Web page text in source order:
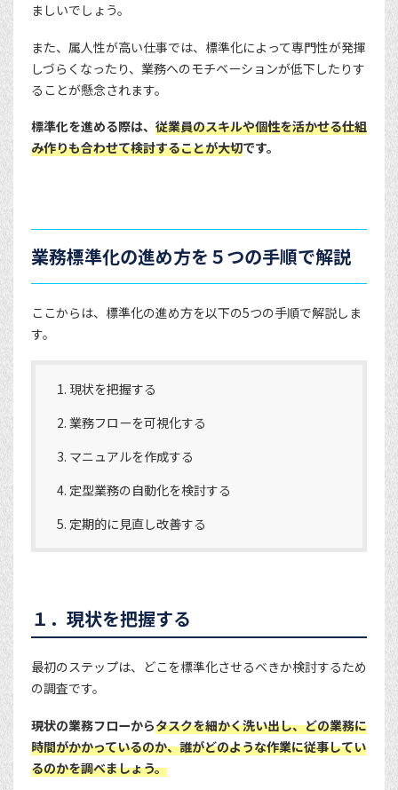
ましいでしょう。
また、属人性が高い仕事では、標準化によって専門性が発揮
しづらくなったり、業務へのモチベーションが低下したりす
ることが懸念されます。
標準化を進める際は、 従業員のスキルや個性を活かせる仕組
み作りも合わせて検討することが大切です。
業務標準化の進め方を５つの手順で解説
ここからは、標準化の進め方を以下の5つの手順で解説しま
す。
現状を把握する
業務フローを可視化する
マニュアルを作成する
定型業務の自動化を検討する
定期的に見直し改善する
１．現状を把握する
最初のステップは、どこを標準化させるべきか検討するため
の調査です。
現状の業務フローからタスクを細かく洗い出し、どの業務に
時間がかかっているのか、誰がどのような作業に従事してい
るのかを調べましょう。